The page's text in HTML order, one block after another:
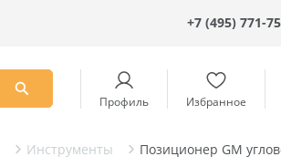
+7 (495) 771-
Профиль Избранное
Инструменты Позиционер GM